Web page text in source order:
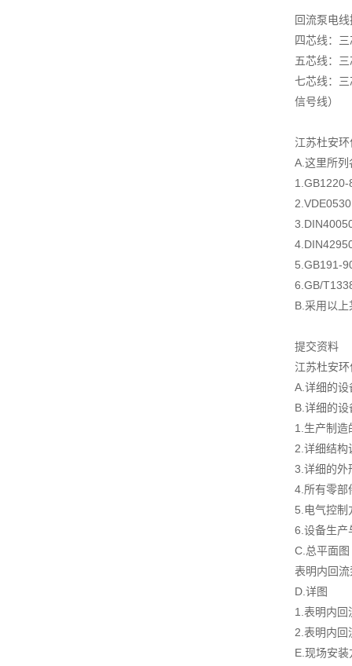
回流泵电
四芯线：
五芯线：
七芯线：
信号线）
江苏杜安
A.这里所
1.GB1220-
5.GB191-
6.GB/
B.采用以
提交资料
江苏杜安
A.详细的
B.详细的
1.生产制造
2.详细结构
3.详细的外
4.所有零部
5.电气控制
6.设备生产
C.总平面图
表明内回
D.详图
1.表明内回
2.表明内回
E.现场安